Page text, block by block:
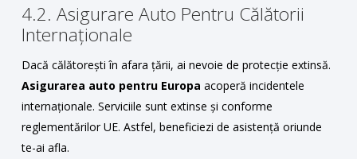
4.2. Asigurare Auto Pentru Călătorii
Internaționale
Dacă călătorești în afara țării, ai nevoie de protecție extinsă.
Asigurarea auto pentru Europa acoperă incidentele
internaționale. Serviciile sunt extinse și conforme
reglementărilor UE. Astfel, beneficiezi de asistență oriunde
te-ai afla.